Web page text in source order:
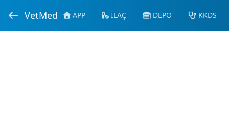
VetMed APP İLAÇ DEPO KKDS